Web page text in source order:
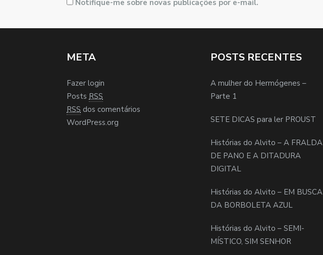
Notifique-me sobre novas publicações por e-mail.
META
Fazer login
Posts RSS
RSS dos comentários
WordPress.org
POSTS RECENTES
A mulher do Hermógenes –
Parte 1
SETE DICAS para ler PROUST
Histórias do Alvito – A FRALDA
DE PANO E A DITADURA
DIGITAL
Histórias do Alvito – EM BUSCA
DA BORBOLETA AZUL
Histórias do Alvito – SEMI-
MÍSTICO, SIM SENHOR